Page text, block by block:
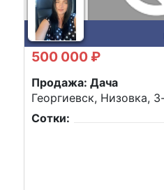
500 000 ₽
Продажа: Дача
Георгиевск, Низовка,
Сотки: